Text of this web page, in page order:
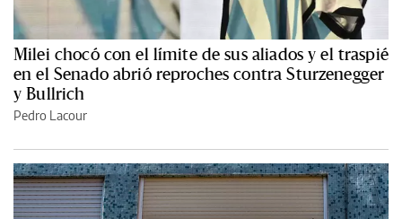
Milei chocó con el límite de sus aliados y el traspié
en el Senado abrió reproches contra Sturzenegger
y Bullrich
Pedro Lacour